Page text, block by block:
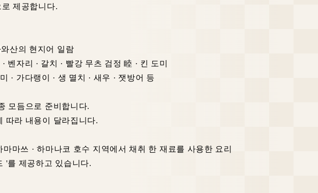
제공합니다.
산의 현지어 일람
· 벤자리 · 갈치 · 빨강 무츠 검정 睦 · 킨 도미
· 가다랭이 · 생 멸치 · 새우 · 잿방어 등
모듬으로 준비합니다.
따라 내용이 달라집니다.
마쓰 · 하마나코 호수 지역에서 채취 한 재료를 사용한 요리
'를 제공하고 있습니다.